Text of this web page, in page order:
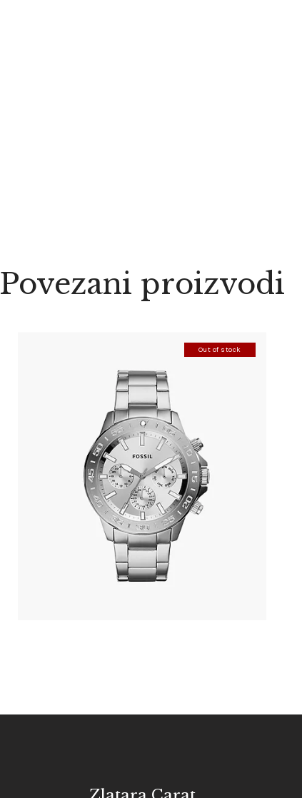
Povezani proizvodi
Out of stock
FOSSIL BQ2490
305.00 KM